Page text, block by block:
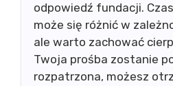
odpowiedź fundacji.
może się różnić w
ale warto zachować
Twoja prośba zostanie
rozpatrzona, możesz